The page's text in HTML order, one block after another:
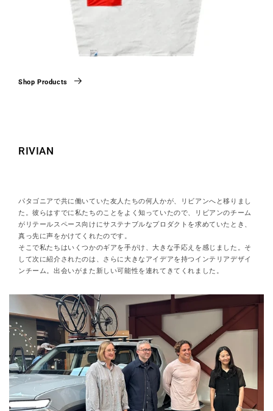
Shop Products
RIVIAN
パタゴニアで共に働いていた友人たちの何人かが、リビアンへと移りまし
た。彼らはすでに私たちのことをよく知っていたので、リビアンのチーム
がリテールスペース向けにサステナブルなプロダクトを求めていたとき、
真っ先に声をかけてくれたのです。
そこで私たちはいくつかのギアを手がけ、大きな手応えを感じました。そ
して次に紹介されたのは、さらに大きなアイデアを持つインテリアデザイ
ンチーム。出会いがまた新しい可能性を連れてきてくれました。